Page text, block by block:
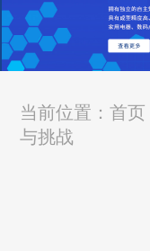
当前位置：首页
与挑战